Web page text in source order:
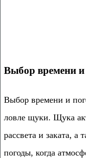
Выбор времени
Выбор времени и
ловле щуки. Щука
рассвета и заката, а
погоды, когда